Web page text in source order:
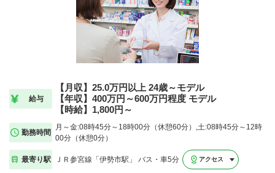
給与
【月収】25.0万円以上 24歳～モデル
【年収】400万円～600万円程度 モデル
【時給】1,800円～
勤務時間
月～金:08時45分～18時00分（休憩60分）,土:08時45分～12時
00分（休憩0分）
最寄り駅 ＪＲ参宮線「伊勢市駅」 バス・車5分 アクセス